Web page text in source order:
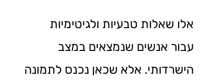
אלו שאלות טבעיות ולגיטימיות
עבור אנשים שנמצאים במצב
הישרדותי. אלא שכאן נכנס לתמונה